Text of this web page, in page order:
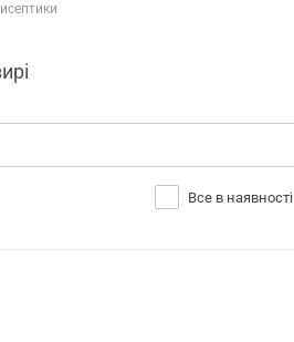
Все в наявності